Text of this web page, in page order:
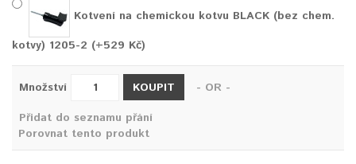
Kotvení na chemickou kotvu BLACK (bez chem.
kotvy) 1205-2 (+529 Kč)
Množství KOUPIT
- OR -
Přidat do seznamu přání
Porovnat tento produkt